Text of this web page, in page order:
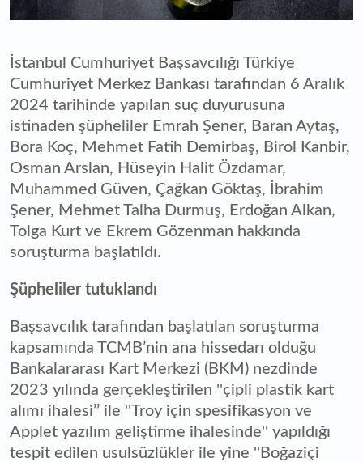
İstanbul Cumhuriyet Başsavcılığı Türkiye
Cumhuriyet Merkez Bankası tarafından 6 Aralık
2024 tarihinde yapılan suç duyurusuna
istinaden şüpheliler Emrah Şener, Baran Aytaş,
Bora Koç, Mehmet Fatih Demirbaş, Birol Kanbir,
Osman Arslan, Hüseyin Halit Özdamar,
Muhammed Güven, Çağkan Göktaş, İbrahim
Şener, Mehmet Talha Durmuş, Erdoğan Alkan,
Tolga Kurt ve Ekrem Gözenman hakkında
soruşturma başlatıldı.
Şüpheliler tutuklandı
Başsavcılık tarafından başlatılan soruşturma
kapsamında TCMB’nin ana hissedarı olduğu
Bankalararası Kart Merkezi (BKM) nezdinde
2023 yılında gerçekleştirilen ''çipli plastik kart
alımı ihalesi’’ ile ''Troy için spesifikasyon ve
Applet yazılım geliştirme ihalesinde'' yapıldığı
tespit edilen usulsüzlükler ile yine ''Boğaziçi